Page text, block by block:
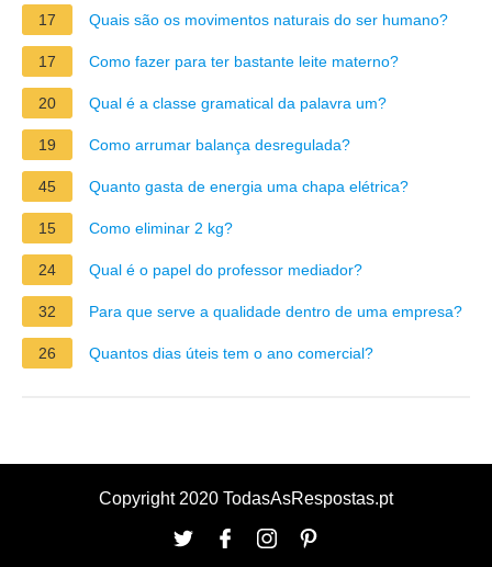
17 Quais são os movimentos naturais do ser humano?
17 Como fazer para ter bastante leite materno?
20 Qual é a classe gramatical da palavra um?
19 Como arrumar balança desregulada?
45 Quanto gasta de energia uma chapa elétrica?
15 Como eliminar 2 kg?
24 Qual é o papel do professor mediador?
32 Para que serve a qualidade dentro de uma empresa?
26 Quantos dias úteis tem o ano comercial?
Copyright 2020 TodasAsRespostas.pt